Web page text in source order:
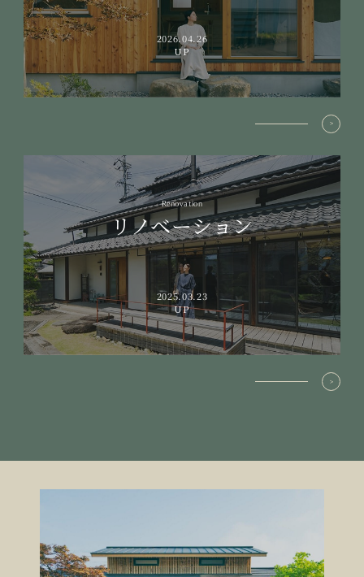
2026.04.26
UP
Renovation
リノベーション
2025.03.23
UP